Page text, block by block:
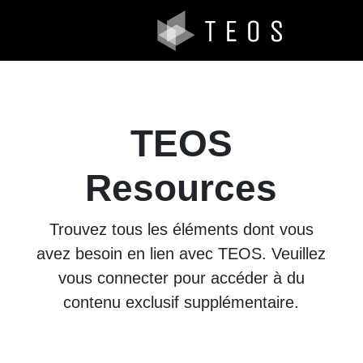
TEOS
Resources
Trouvez tous les éléments dont vous
avez besoin en lien avec TEOS. Veuillez
vous connecter pour accéder à du
contenu exclusif supplémentaire.